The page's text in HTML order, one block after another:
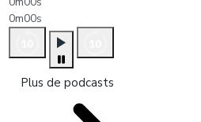
0m00s
Plus de podcasts